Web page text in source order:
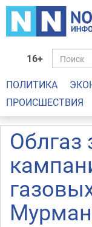
16+
ПОЛИТИКА
ПРОИСШЕСТВИЯ
Облгаз